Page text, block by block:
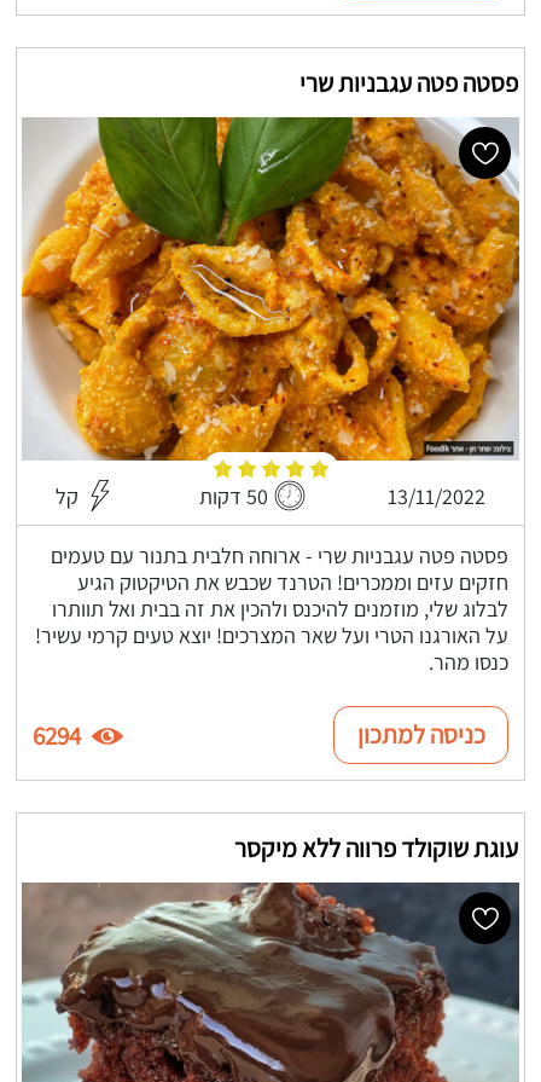
פסטה פטה עגבניות שרי
13/11/2022 50 דקות קל
פסטה פטה עגבניות שרי - ארוחה חלבית בתנור עם טעמים
חזקים עזים וממכרים! הטרנד שכבש את הטיקטוק הגיע
לבלוג שלי, מוזמנים להיכנס ולהכין את זה בבית ואל תוותרו
על האורגנו הטרי ועל שאר המצרכים! יוצא טעים קרמי עשיר!
כנסו מהר.
כניסה למתכון 6294
עוגת שוקולד פרווה ללא מיקסר